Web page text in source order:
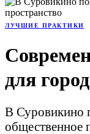
ЛУЧШИЕ ПРАКТИКИ
для
В Суровикино
общественное